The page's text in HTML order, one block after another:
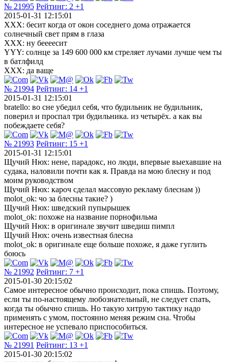
№ 21995 Рейтинг: 2 +1
2015-01-31 12:15:01
XXX: бесит когда от окон соседнего дома отражается
солнечный свет прям в глаза
XXX: ну беееесит
YYY: солнце за 149 600 000 км стреляет лучами лучше чем ты
в батлфилд
XXX: да ваще
№ 21994 Рейтинг: 14 +1
2015-01-31 12:15:01
bratello: во сне убедил себя, что будильник не будильник,
поверил и проспал три будильника. из четырёх. а как вы
побеждаете себя?
№ 21993 Рейтинг: 15 +1
2015-01-31 12:15:01
Щучий Нюх: нене, парадокс, но люди, впервые выехавшие на
судака, наловили почти как я. Правда на мою блесну и под
моим руководством
Щучий Нюх: кароч сделал массовую рекламу блеснам ))
molot_ok: чо за блесны такие? )
Щучий Нюх: шведский пупырышек
molot_ok: похоже на название порнофильма
Щучий Нюх: в оригинале звучит шведиш пимпл
Щучий Нюх: очень известная блесна
molot_ok: в оригинале еще больше похоже, я даже гуглить
боюсь
№ 21992 Рейтинг: 7 +1
2015-01-30 20:15:02
Самое интересное обычно происходит, пока спишь. Поэтому,
если ты по-настоящему любознательный, не следует спать,
когда ты обычно спишь. Но такую хитрую тактику надо
применять с умом, постоянно меняя режим сна. Чтобы
интересное не успевало приспособиться.
№ 21991 Рейтинг: 13 +1
2015-01-30 20:15:02